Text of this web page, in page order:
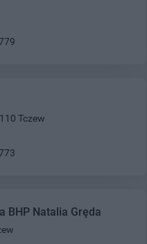
Tczew
BHP Natalia Gręda